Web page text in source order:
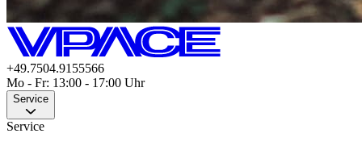
+49.7504.9155566
Mo - Fr: 13:00 - 17:00 Uhr
Service
Service